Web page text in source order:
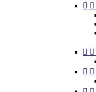
 
 
 